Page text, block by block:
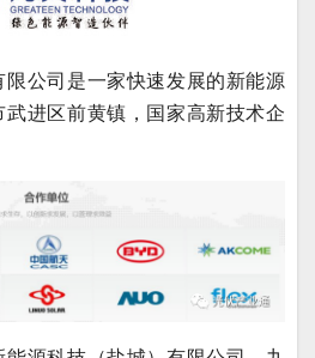
公司是一家快速发展的新能源
进区前黄镇，国家高新技术企